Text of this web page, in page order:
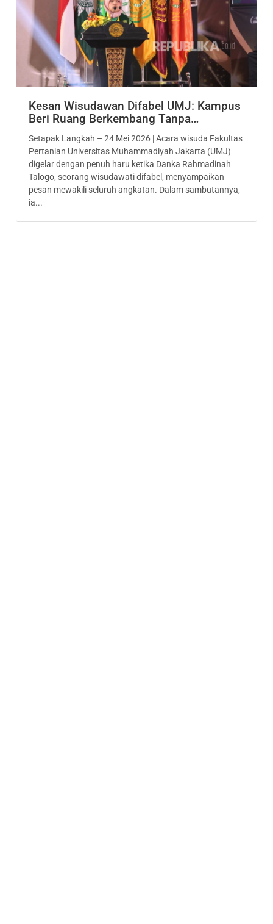
Kesan Wisudawan Difabel UMJ: Kampus
Beri Ruang Berkembang Tanpa…
Setapak Langkah – 24 Mei 2026 | Acara wisuda Fakultas
Pertanian Universitas Muhammadiyah Jakarta (UMJ)
digelar dengan penuh haru ketika Danka Rahmadinah
Talogo, seorang wisudawati difabel, menyampaikan
pesan mewakili seluruh angkatan. Dalam sambutannya,
ia...